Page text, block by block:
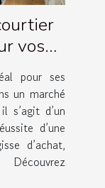
vos
pour ses
un marché
s’agit d’un
d’une
d’achat,